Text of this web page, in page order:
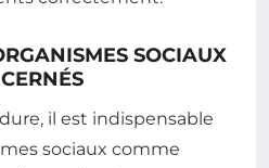
SOCIAUX
il est indispensable
sociaux comme